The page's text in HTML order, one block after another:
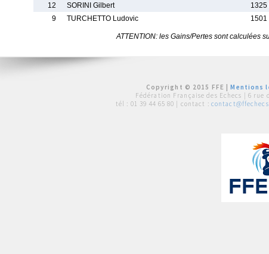
12
SORINI Gilbert 1325
9
TURCHETTO Ludovic 1501
ATTENTION: les Gains/Pertes sont calculées
Copyright © 2015 FFE |Mentions
Fédération Française des Echecs | 6 rue
tél : 01 39 44 65 80 | contact :